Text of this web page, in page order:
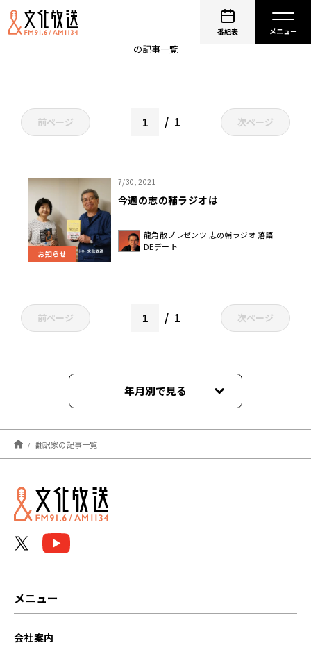
番組表
の記事一覧
前ページ 1 次ページ
お知らせ
7/30, 2021
今週の志の輔ラジオは
龍角散プレゼンツ 志の輔ラジオ 落語
DEデート
前ページ 1 次ページ
年月別で見る
2024年01月
2021年08月
2021年07月
翻訳家の記事一覧
メニュー
会社案内